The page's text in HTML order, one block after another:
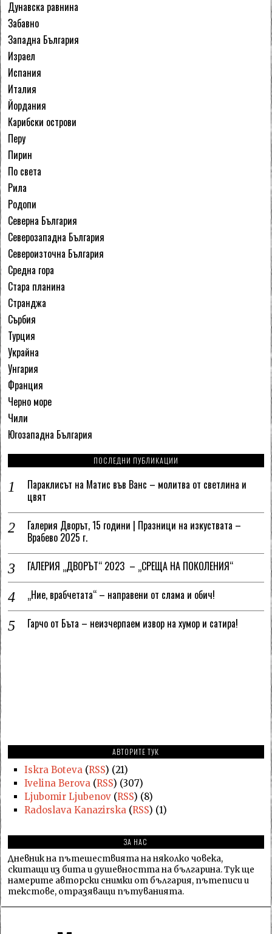
Дунавска равнина
Забавно
Западна България
Израел
Испания
Италия
Йордания
Карибски острови
Перу
Пирин
По света
Рила
Родопи
Северна България
Северозападна България
Североизточна България
Средна гора
Стара планина
Странджа
Сърбия
Турция
Украйна
Унгария
Франция
Черно море
Чили
Югозападна България
ПОСЛЕДНИ ПУБЛИКАЦИИ
Параклисът на Матис във Ванс – молитва от светлина и
цвят
Галерия Дворът, 15 години | Празници на изкуствата –
Врабево 2025 г.
ГАЛЕРИЯ „ДВОРЪТ“ 2023 – „СРЕЩА НА ПОКОЛЕНИЯ“
„Ние, врабчетата“ – направени от слама и обич!
Гарчо от Бъта – неизчерпаем извор на хумор и сатира!
АВТОРИТЕ ТУК
Iskra Boteva (RSS) (21)
Ivelina Berova (RSS) (307)
Ljubomir Ljubenov(RSS) (8)
Radoslava Kanazirska (RSS) (1)
ЗА НАС
Дневник на пътешествията на няколко човека,
скитащи из бита и душевността на българина. Тук ще
намерите авторски снимки от българия, пътеписи и
текстове, отразяващи пътуванията.